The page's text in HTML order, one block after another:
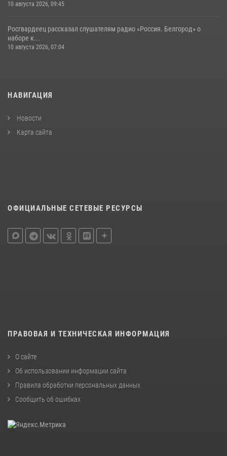
10 августа 2026, 09:45
Росгвардеец рассказал слушателям радио «Россия. Белгород» о
наборе к...
10 августа 2026, 07:04
НАВИГАЦИЯ
Новости
Карта сайта
ОФИЦИАЛЬНЫЕ СЕТЕВЫЕ РЕСУРСЫ
ПРАВОВАЯ И ТЕХНИЧЕСКАЯ ИНФОРМАЦИЯ
О сайте
Об использовании информации сайта
Правила обработки персональных данных
Сообщить об ошибках